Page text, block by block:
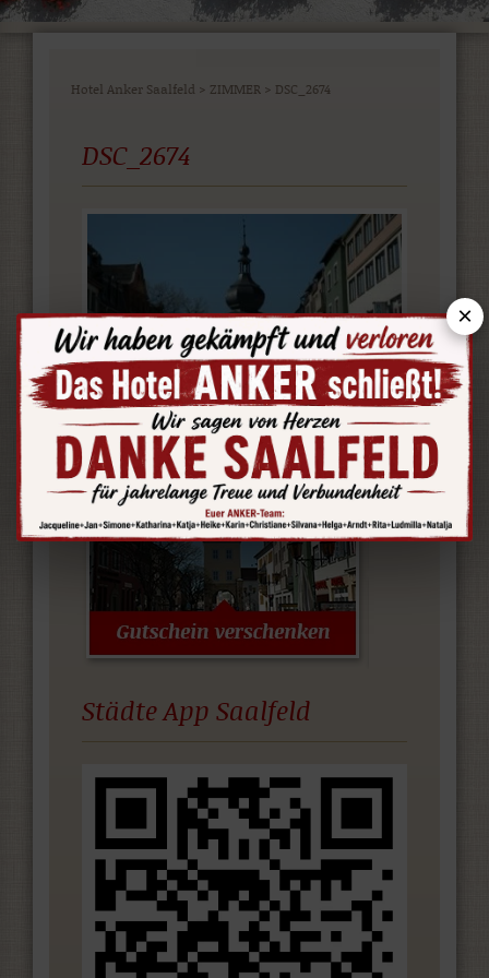
Hotel Anker Saalfeld > ZIMMER > DSC_2674
DSC_2674
Städte App Saalfeld
×